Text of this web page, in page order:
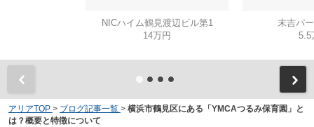
NICハイム鶴見渡辺ビル第1
14万円
末吉パ
5.5
アリアTOP > ブログ記事一覧 > 横浜市鶴見区にある「YMCAつるみ保育園」と
は？概要と特徴について